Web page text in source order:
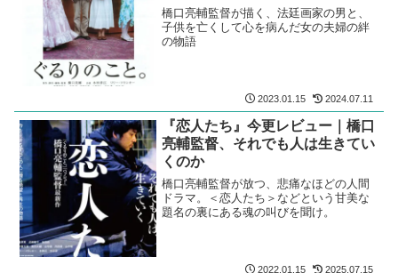
橋口亮輔監督が描く、法廷画家の男と、
子供を亡くして心を病んだ女の夫婦の絆
の物語
2023.01.15 2024.07.11
『恋人たち』今更レビュー｜橋口
亮輔監督、それでも人は生きてい
くのか
橋口亮輔監督が放つ、悲痛なほどの人間
ドラマ。＜恋人たち＞などという甘美な
題名の裏にある魂の叫びを聞け。
2022.01.15 2025.07.15